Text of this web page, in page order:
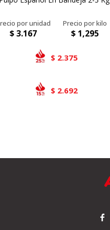
$3.167 $ 1,295
$ 2.375
$ 2.692
